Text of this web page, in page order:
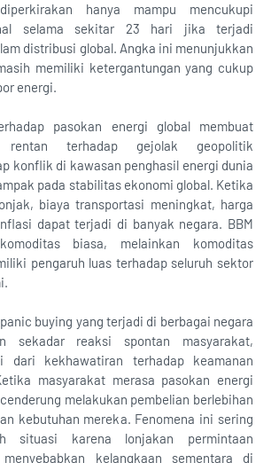
hanya mampu mencukupi
selama sekitar 23 hari jika terjadi
distribusi global. Angka ini menunjukkan
memiliki ketergantungan yang cukup
energi.
pasokan energi global membuat
rentan terhadap gejolak geopolitik
konflik di kawasan penghasil energi dunia
pada stabilitas ekonomi global. Ketika
biaya transportasi meningkat, harga
dapat terjadi di banyak negara. BBM
biasa, melainkan komoditas
pengaruh luas terhadap seluruh sektor
buying yang terjadi di berbagai negara
sekadar reaksi spontan masyarakat,
dari kekhawatiran terhadap keamanan
masyarakat merasa pasokan energi
melakukan pembelian berlebihan
kebutuhan mereka. Fenomena ini sering
situasi karena lonjakan permintaan
kelangkaan sementara di